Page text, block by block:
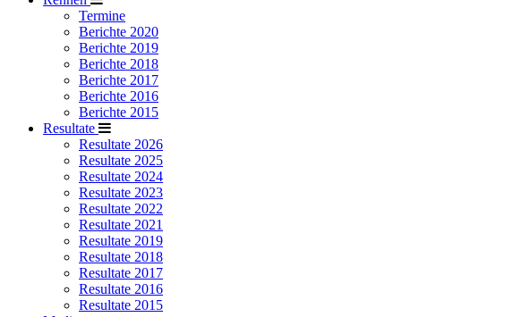
Termine
Berichte 2020
Berichte 2019
Berichte 2018
Berichte 2017
Berichte 2016
Berichte 2015
Resultate
Resultate 2026
Resultate 2025
Resultate 2024
Resultate 2023
Resultate 2022
Resultate 2021
Resultate 2019
Resultate 2018
Resultate 2017
Resultate 2016
Resultate 2015